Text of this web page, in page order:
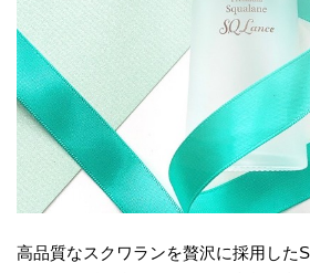
高品質なスクワランを贅沢に採用した